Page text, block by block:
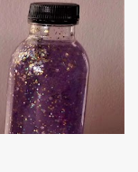
to ciecz (albo i
fizyki . W
zadziała na nią siła
nasz rodzaj cieczy
Jest
natomiast jeszcze
rozrzedzanymi